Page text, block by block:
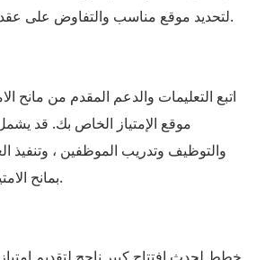
لتحديد موقع مناسب والتفاوض على عقد إيجار أو اتفاقية شراء.
اتبع التعليمات والدعم المقدم من مانح
موقع الإمتياز الخاص بك. قد
والتوظيف وتدريب الموظفين ، وتنفيذ
بمانح الامتياز وإجراءات التشغيل.